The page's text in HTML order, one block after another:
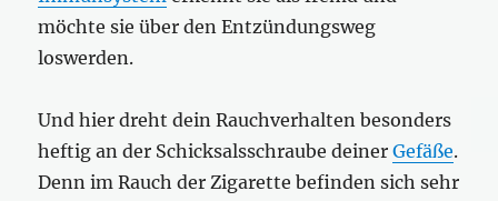
möchte sie über den Entzündungsweg
loswerden.
Und hier dreht dein Rauchverhalten besonders
heftig an der Schicksalsschraube deinerGefäße.
Denn im Rauch der Zigarette befinden sich sehr